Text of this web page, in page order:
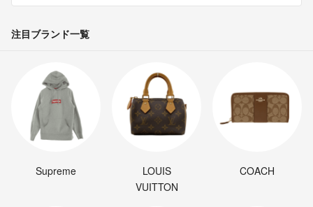
注目ブランド一覧
Supreme
LOUIS
VUITTON
COACH